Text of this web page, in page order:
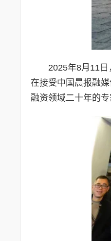
2025年8月11
在接受中国晨报融
融资领域二十年的